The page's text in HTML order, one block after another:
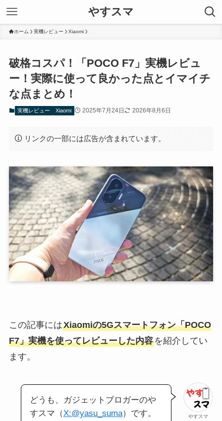
やすスマ
ホーム 実機レビュー Xiaomi
破格コスパ！「POCO F7」実機レビュ
ー！実際に使って良かった点とイマイチ
な点まとめ！
実機レビュー Xiaomi 2025年7月24日 2026年8月6日
リンクの一部には広告が含まれています。
この記事にはXiaomiの5Gスマートフォン「POCO
F7」実機を使ってレビューした内容を紹介してい
ます。
やすスマ
どうも、ガジェットブロガーのや
すスマ（X:@yasu_suma）です。